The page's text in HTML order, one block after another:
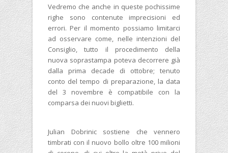
Vedremo che anche in queste pochissime
righe sono contenute imprecisioni ed
errori. Per il momento possiamo limitarci
ad osservare come, nelle intenzioni del
Consiglio, tutto il procedimento della
nuova soprastampa poteva decorrere già
dalla prima decade di ottobre; tenuto
conto del tempo di preparazione, la data
del 3 novembre è compatibile con la
comparsa dei nuovi biglietti.
Julian Dobrinic sostiene che vennero
timbrati con il nuovo bollo oltre 100 milioni